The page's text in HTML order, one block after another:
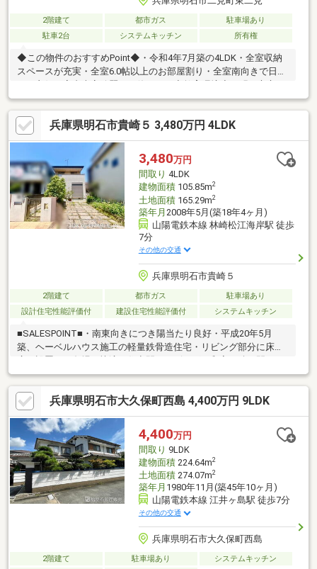
2階建て 都市ガス
駐車場あり
駐車2台
システムキッチン 所有権
◆この物件のおすすめPoint◆・令和4年7月築の4LDK・全室収納
スペースが充実・全室6.0帖以上のお部屋割り・全室南向きで日当
見西小学校・明石市立二見中学校◆担当スタッフから◆5STAR
HOMEでは物件を内見だけでなく街並みや近隣の雰囲気など一緒
に体感していただけます。ご検討地域の環境状況に自信のないお
客様からご好評いただいている当社のサービスの一つです。
兵庫県明石市貴崎５ 3,480万円 4LDK
3,480万円
間取り 4LDK
建物面積105.85m2
土地面積165.29m2
築年月 2008年5月(築18年4ヶ月)
山陽電鉄本線 林崎松江海岸駅 徒歩
7分
その他の交通
兵庫県明石市貴崎５
2階建て 都市ガス
駐車場あり
設計住宅性能評価付
建設住宅性能評価付 システムキッチン
■SALESPOINT■・南東向きにつき陽当たり良好・平成20年5月
築、ヘーベルハウス施工の軽量鉄骨造住宅・リビング部分に床暖
っており、開放感のある間取り・奥まった位置に建物があるた
め、通行人からの視線が気になりにくくプライバシー性良好・収
納力の高いカップボード付きキッチン・室内物干し完備で天候を
気にせず洗濯可能・2階踊り場にカウンタースペースを設置。テレ
ワークスペースとして利用可能・広々としたバルコニーを備え、2
階バルコニー部分には軒があるため雨の日でも濡れにくい設計・
2025年8月に洗面化粧台新規交換済み
兵庫県明石市大久保町西島 4,400万円 9LDK
4,400万円
間取り 9LDK
建物面積224.64m2
土地面積274.07m2
築年月 1980年11月(築45年10ヶ月)
山陽電鉄本線 江井ヶ島駅 徒歩7分
その他の交通
兵庫県明石市大久保町西島
2階建て 駐車場あり
システムキッチン